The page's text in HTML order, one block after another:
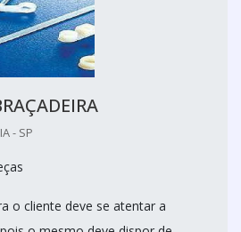
- SP
o cliente deve se atentar a